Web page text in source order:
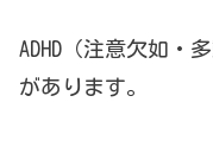
ADHD（注意欠如・
があります。